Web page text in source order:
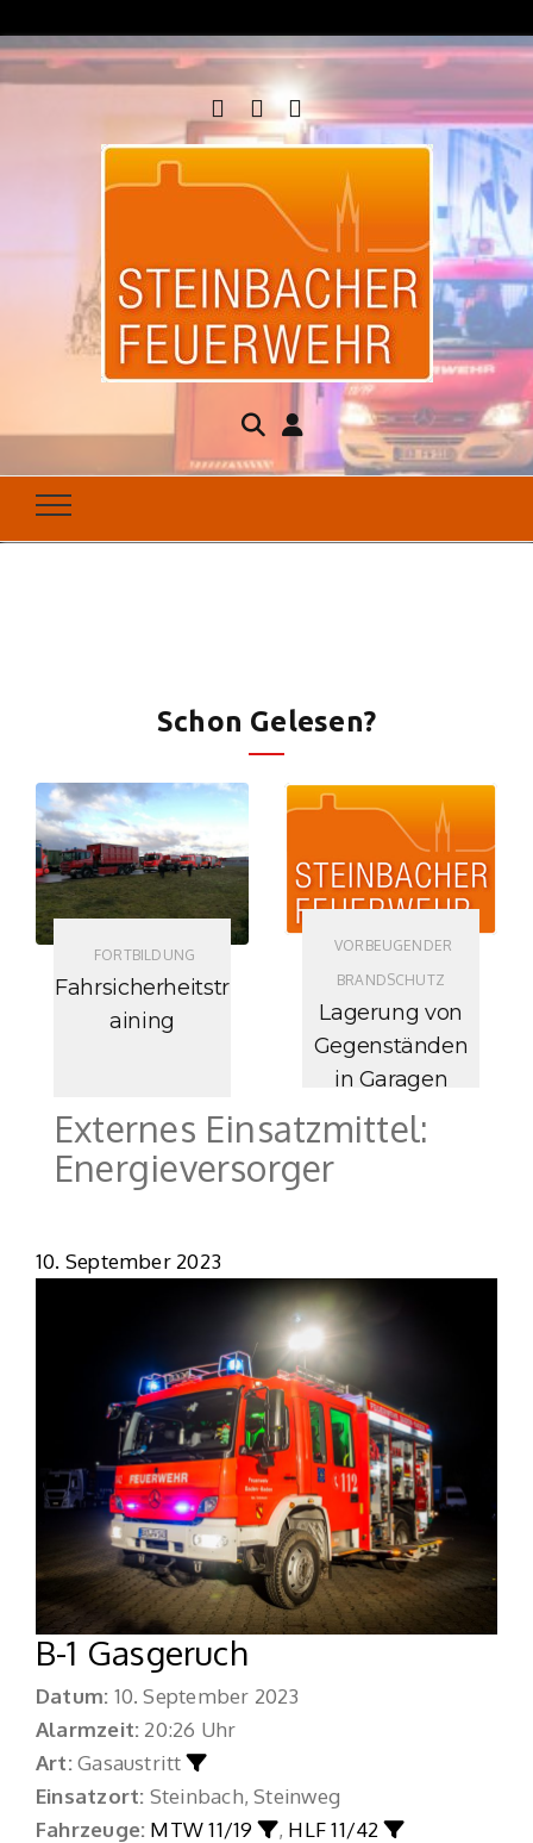
Steinbacher
Feuerwehr
Seit 1877 für Ihren Brandschutz da
Schon Gelesen?
FORTBILDUNG
Fahrsicherheitstr
aining
VORBEUGENDER
BRANDSCHUTZ
Lagerung von
Gegenständen
in Garagen
Externes Einsatzmittel:
Energieversorger
10. September 2023
B-1 Gasgeruch
Datum: 10. September 2023
Alarmzeit: 20:26 Uhr
Art:Gasaustritt
Einsatzort: Steinbach, Steinweg
Fahrzeuge: MTW 11/19 , HLF 11/42